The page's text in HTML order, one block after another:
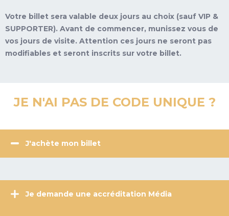
Votre billet sera valable deux jours au choix (sauf VIP &
SUPPORTER). Avant de commencer, munissez vous de
vos jours de visite. Attention ces jours ne seront pas
modifiables et seront inscrits sur votre billet.
JE N'AI PAS DE CODE UNIQUE ?
J'achète mon billet
Je demande une accréditation Média